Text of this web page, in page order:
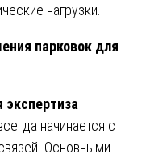
нагрузки.
парковок для
экспертиза
начинается с
Основными